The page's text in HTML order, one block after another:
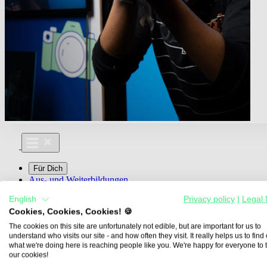
Für Dich
Aus- und Weiterbildungen
Media For You
Über Uns
Übersicht
English Privacy policy
Legal
Cookies, Cookies, Cookies! 🍪
The cookies on this site are unfortunately not edible, but are important for us to
understand who visits our site - and how often they visit. It really helps us to find
what we're doing here is reaching people like you. We're happy for everyone to
our cookies!